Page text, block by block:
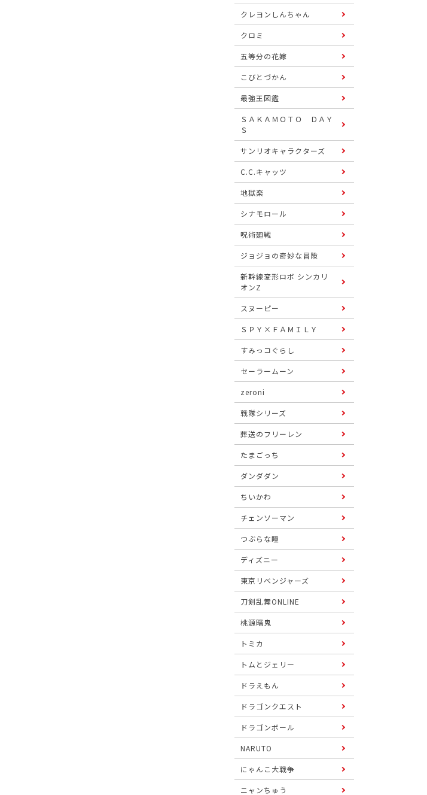
クレヨンしんちゃん
クロミ
五等分の花嫁
こびとづかん
最強王図鑑
ＳＡＫＡＭＯＴＯ ＤＡＹ
Ｓ
サンリオキャラクターズ
C.C.キャッツ
地獄楽
シナモロール
呪術廻戦
ジョジョの奇妙な冒険
新幹線変形ロボ シンカリ
オンZ
スヌーピー
ＳＰＹ×ＦＡＭＩＬＹ
すみっコぐらし
セーラームーン
zeroni
戦隊シリーズ
葬送のフリーレン
たまごっち
ダンダダン
ちいかわ
チェンソーマン
つぶらな瞳
ディズニー
東京リベンジャーズ
刀剣乱舞ONLINE
桃源暗鬼
トミカ
トムとジェリー
ドラえもん
ドラゴンクエスト
ドラゴンボール
NARUTO
にゃんこ大戦争
ニャンちゅう